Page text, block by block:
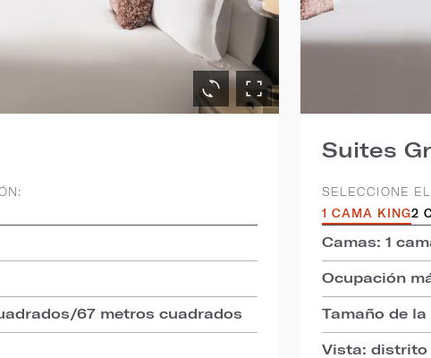
67 metros cuadrados
Suites
SELECCIONE
1 CAMA KING2
Camas: 1
Ocupación
Tamaño de
Vista: distrito